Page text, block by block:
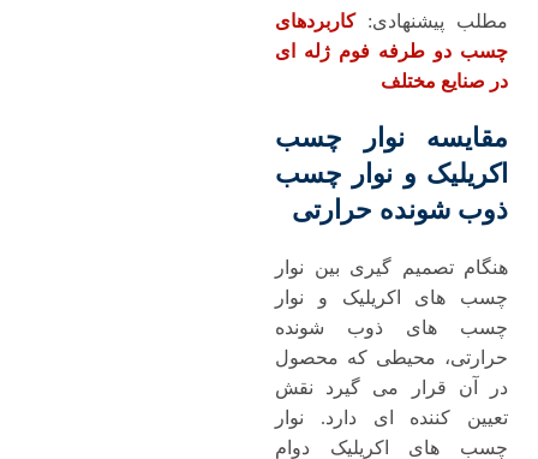
مطلب پیشنهادی:کاربردهای
چسب دو طرفه فوم ژله ای
در صنایع مختلف
مقایسه نوار چسب
اکریلیک و نوار چسب
ذوب‌ شونده حرارتی
هنگام تصمیم‌ گیری بین نوار
چسب‌ های اکریلیک و نوار
چسب های ذوب‌ شونده
حرارتی، محیطی که محصول
در آن قرار می ‌گیرد نقش
تعیین ‌کننده‌ ای دارد. نوار
چسب ‌های اکریلیک دوام